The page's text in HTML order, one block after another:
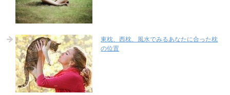
東枕、西枕、風水でみるあなたに合った枕
の位置